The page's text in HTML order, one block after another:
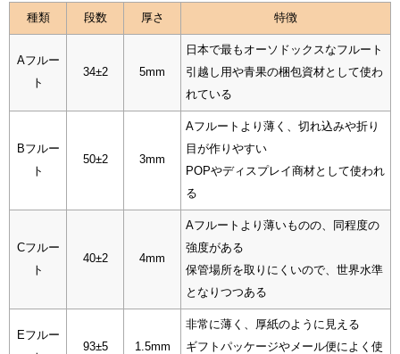
種類 段数 厚さ 特徴
Aフルー
ト
34±2 5mm
日本で最もオーソドックスなフルート
引越し用や青果の梱包資材として使わ
れている
Bフルー
ト
50±2 3mm
Aフルートより薄く、切れ込みや折り
目が作りやすい
POPやディスプレイ商材として使われ
る
Cフルー
ト
40±2 4mm
Aフルートより薄いものの、同程度の
強度がある
保管場所を取りにくいので、世界水準
となりつつある
Eフルー
93±5 1.5mm
非常に薄く、厚紙のように見える
ギフトパッケージやメール便によく使